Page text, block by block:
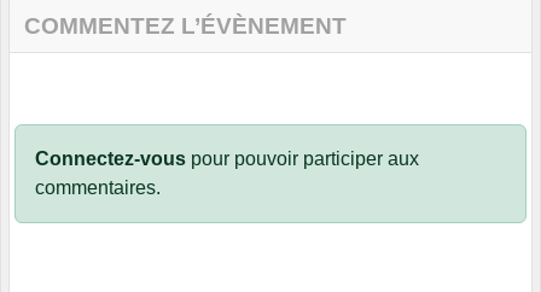
COMMENTEZ L’ÉVÈNEMENT
Connectez-vous pour pouvoir participer aux
commentaires.